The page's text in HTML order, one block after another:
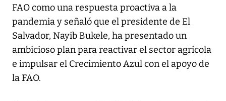
FAO como una respuesta proactiva a la
pandemia y señaló que el presidente de El
Salvador, Nayib Bukele, ha presentado un
ambicioso plan para reactivar el sector agrícola
e impulsar el Crecimiento Azul con el apoyo de
la FAO.